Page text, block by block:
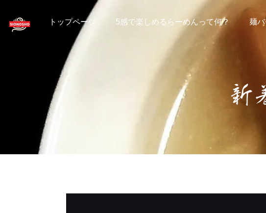
トップページ 5感で楽しめるらーめんって何？ 麺